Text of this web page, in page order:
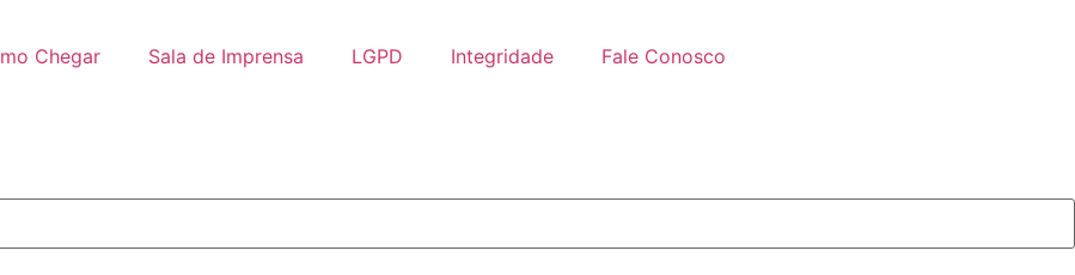
Chegar Sala de Imprensa LGPD Integridade Fale Conosco